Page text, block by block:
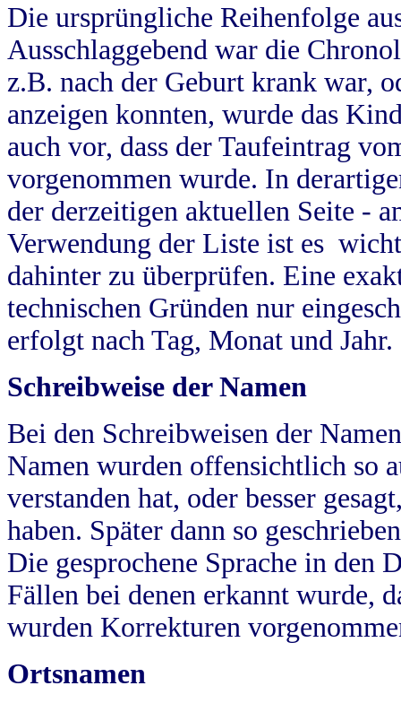
Die ursprüngliche Reihenfolge
Ausschlaggebend war die
z.B. nach der Geburt krank war,
anzeigen konnten, wurde das
auch vor, dass der Taufeintrag
vorgenommen wurde. In
der derzeitigen aktuellen Seite -
Verwendung der Liste ist es
dahinter zu überprüfen. Eine
technischen Gründen nur
erfolgt nach Tag, Monat und Jahr.
Schreibweise der Namen
Bei den Schreibweisen der
Namen wurden offensichtlich so
verstanden hat, oder besser
haben. Später dann so
Die gesprochene Sprache in
Fällen bei denen erkannt wurde,
wurden Korrekturen
Ortsnamen